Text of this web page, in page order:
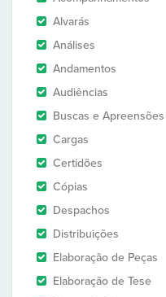
Alvarás
Análises
Andamentos
Audiências
Buscas e Apreensões
Cargas
Certidões
Cópias
Despachos
Distribuições
Elaboração de Peças
Elaboração de Tese